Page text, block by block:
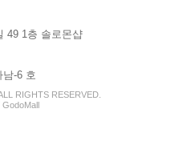
49 1층 솔로몬샵
남-6 호
RIGHTS RESERVED.
GodoMall